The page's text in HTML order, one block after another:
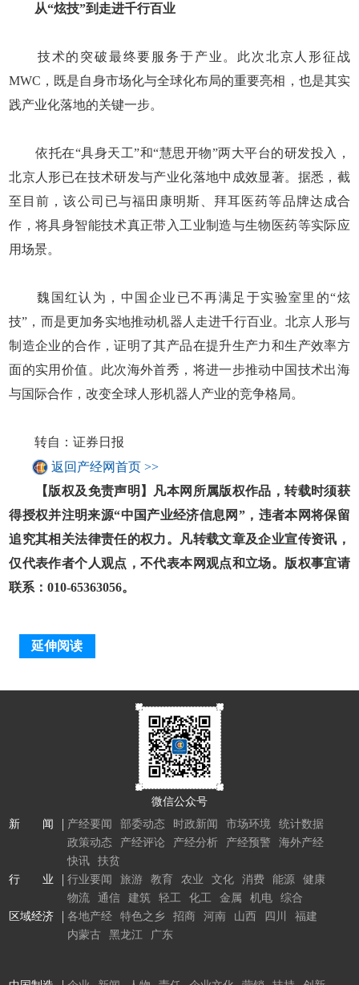
从“炫技”到走进千行百业
技术的突破最终要服务于产业。此次北京人形征战
MWC，既是自身市场化与全球化布局的重要亮相，也是其实
践产业化落地的关键一步。
依托在“具身天工”和“慧思开物”两大平台的研发投入，
北京人形已在技术研发与产业化落地中成效显著。据悉，截
至目前，该公司已与福田康明斯、拜耳医药等品牌达成合
作，将具身智能技术真正带入工业制造与生物医药等实际应
用场景。
魏国红认为，中国企业已不再满足于实验室里的“炫
技”，而是更加务实地推动机器人走进千行百业。北京人形与
制造企业的合作，证明了其产品在提升生产力和生产效率方
面的实用价值。此次海外首秀，将进一步推动中国技术出海
与国际合作，改变全球人形机器人产业的竞争格局。
转自：证券日报
返回产经网首页 >>
【版权及免责声明】凡本网所属版权作品，转载时须获
得授权并注明来源“中国产业经济信息网”，违者本网将保留
追究其相关法律责任的权力。凡转载文章及企业宣传资讯，
仅代表作者个人观点，不代表本网观点和立场。版权事宜请
联系：010-65363056。
延伸阅读
微信公众号
新 闻
产经要闻 部委动态 时政新闻 市场环境
统计数据
政策动态
产经评论 产经分析 产经预警
海外产经
快讯
扶贫
行 业
行业要闻 旅游 教育 农业 文化 消费 能源
健康
物流
通信 建筑 轻工 化工 金属 机电
综合
区域经济
各地产经 特色之乡 招商 河南 山西 四川
福建
内蒙古
黑龙江 广东